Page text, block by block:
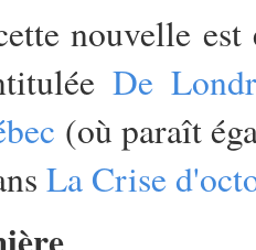
nouvelle
De
(où paraît
La Crise